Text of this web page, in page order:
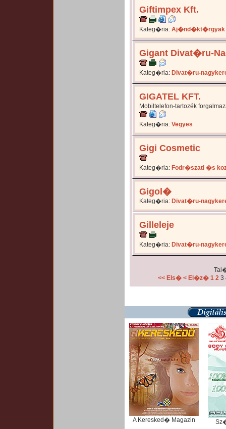
Giftimpex Kft.
Kateg�ria: Aj�nd�kt�rgyak
Gigant Divat�ru-
Kateg�ria: Divat�ru-
GIGATEL KFT.
Mobiltelefon-tartozék
Kateg�ria: Vegyes
Gigi Cosmetic
Kateg�ria: Fodr�szati �s
Gigol�
Kateg�ria: Divat�ru-
Gilleleje
Kateg�ria: Divat�ru-
<< Els� < El�z� 1 2 3
A Keresked� Magazin